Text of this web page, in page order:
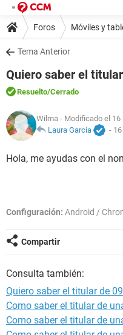
Foros Móviles y
Tema Anterior
Quiero saber el
Resuelto/Cerrado
Wilma - Modificado el 16
Laura García
-
Hola, me ayudas con el
Configuración: Android /
Compartir
Consulta también:
Quiero saber el titular de
Como saber el titular de
Como saber el titular de